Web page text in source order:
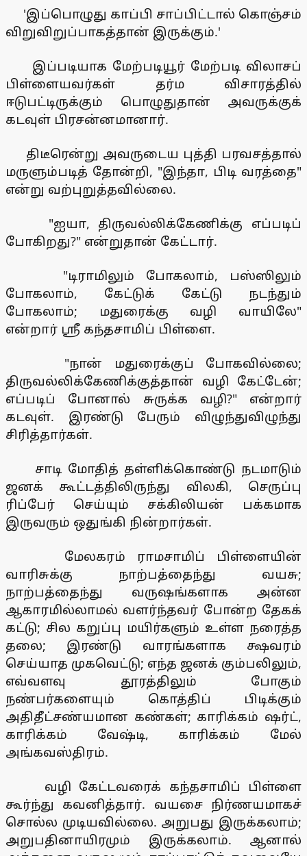
'இப்பொழுது காப்பி சாப்பிட்டால் கொஞ்சம்
விறுவிறுப்பாகத்தான் இருக்கும்.'
இப்படியாக மேற்படியூர் மேற்படி விலாசப்
பிள்ளையவர்கள் தர்ம விசாரத்தில்
ஈடுபட்டிருக்கும் பொழுதுதான் அவருக்குக்
கடவுள் பிரசன்னமானார்.
திடீரென்று அவருடைய புத்தி பரவசத்தால்
மருளும்படித் தோன்றி, "இந்தா, பிடி வரத்தை"
என்று வற்புறுத்தவில்லை.
"ஐயா, திருவல்லிக்கேணிக்கு எப்படிப்
போகிறது?" என்றுதான் கேட்டார்.
"டிராமிலும் போகலாம், பஸ்ஸிலும்
போகலாம், கேட்டுக் கேட்டு நடந்தும்
போகலாம்; மதுரைக்கு வழி வாயிலே"
என்றார் ஸ்ரீ கந்தசாமிப் பிள்ளை.
"நான் மதுரைக்குப் போகவில்லை;
திருவல்லிக்கேணிக்குத்தான் வழி கேட்டேன்;
எப்படிப் போனால் சுருக்க வழி?" என்றார்
கடவுள். இரண்டு பேரும் விழுந்துவிழுந்து
சிரித்தார்கள்.
சாடி மோதித் தள்ளிக்கொண்டு நடமாடும்
ஜனக் கூட்டத்திலிருந்து விலகி, செருப்பு
ரிப்பேர் செய்யும் சக்கிலியன் பக்கமாக
இருவரும் ஒதுங்கி நின்றார்கள்.
மேலகரம் ராமசாமிப் பிள்ளையின்
வாரிசுக்கு நாற்பத்தைந்து வயசு;
நாற்பத்தைந்து வருஷங்களாக அன்ன
ஆகாரமில்லாமல் வளர்ந்தவர் போன்ற தேகக்
கட்டு; சில கறுப்பு மயிர்களும் உள்ள நரைத்த
தலை; இரண்டு வாரங்களாக க்ஷவரம்
செய்யாத முகவெட்டு; எந்த ஜனக் கும்பலிலும்,
எவ்வளவு தூரத்திலும் போகும்
நண்பர்களையும் கொத்திப் பிடிக்கும்
அதிதீட்சண்யமான கண்கள்; காரிக்கம் ஷர்ட்,
காரிக்கம் வேஷ்டி, காரிக்கம் மேல்
அங்கவஸ்திரம்.
வழி கேட்டவரைக் கந்தசாமிப் பிள்ளை
கூர்ந்து கவனித்தார். வயசை நிர்ணயமாகச்
சொல்ல முடியவில்லை. அறுபது இருக்கலாம்;
அறுபதினாயிரமும் இருக்கலாம். ஆனால்